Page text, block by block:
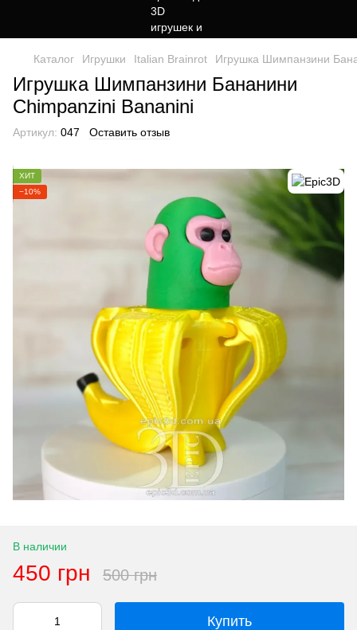
Каталог Игрушки Italian Brainrot Игрушка Шимпанзини
Игрушка Шимпанзини Бананини
Chimpanzini Bananini
Артикул: 047 Оставить отзыв
ХИТ
−10%
В наличии
450 грн 500 грн
Купить